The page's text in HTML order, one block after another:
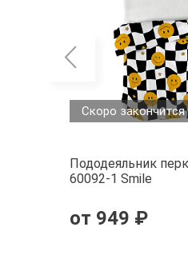
Скоро закончится
Пододеяльник
60092-1 Smile
от 949 ₽